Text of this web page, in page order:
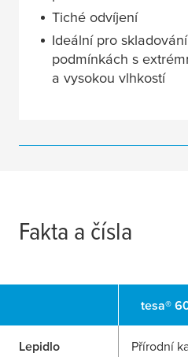
Tiché odvíjení
Ideální pro
podmínkách s
a vysokou vlhkostí
Fakta a čísla
tesa®
Lepidlo Přírodní